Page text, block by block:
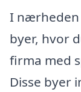
I nærheden
byer, hvor
firma med
Disse byer